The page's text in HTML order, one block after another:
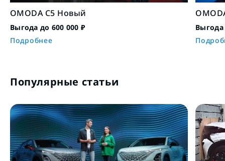
OMODA C5 Новый
Выгода до 600 000 ₽
Подробнее
Выгода
Популярные статьи